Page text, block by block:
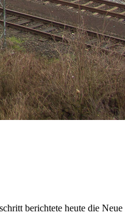
berichtete heute die